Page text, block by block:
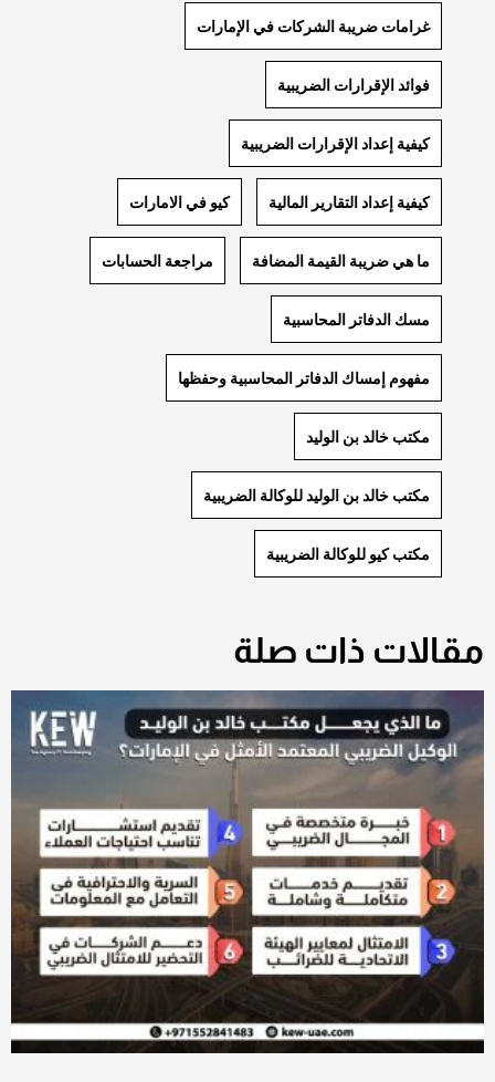
غرامات ضريبة الشركات في الإمارات
فوائد الإقرارات الضريبية
كيفية إعداد الإقرارات الضريبية
كيفية إعداد التقارير المالية كيو في الامارات
ما هي ضريبة القيمة المضافة مراجعة الحسابات
مسك الدفاتر المحاسبية
مفهوم إمساك الدفاتر المحاسبية وحفظها
مكتب خالد بن الوليد
مكتب خالد بن الوليد للوكالة الضريبية
مكتب كيو للوكالة الضريبية
مقالات ذات صلة